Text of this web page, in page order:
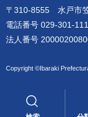
〒310-8555 水戸市
電話番号 029-301-
法人番号
Copyright ©Ibaraki